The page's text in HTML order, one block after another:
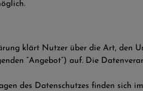
klärt Nutzer über die Art, den
“Angebot”) auf. Die
des Datenschutzes finden sich